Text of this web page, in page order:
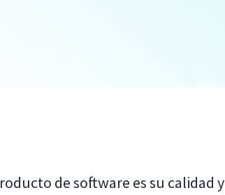
de software es su calidad y